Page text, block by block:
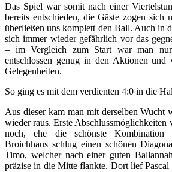
Das Spiel war somit nach einer
bereits entschieden, die Gäste zogen sich
überließen uns komplett den Ball. Auch in
sich immer wieder gefährlich vor das
– im Vergleich zum Start war man
entschlossen genug in den Aktionen und
Gelegenheiten.
So ging es mit dem verdienten 4:0 in die
Aus dieser kam man mit derselben Wucht
wieder raus. Erste Abschlussmöglichkeiten
noch, ehe die schönste
Broichhaus schlug einen schönen
Timo, welcher nach einer guten
präzise in die Mitte flankte. Dort lief